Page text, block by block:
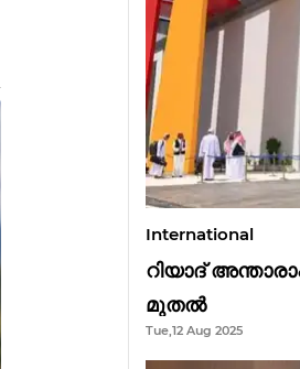
International
റിയാദ്
മുതൽ
Tue,12 Aug 2025